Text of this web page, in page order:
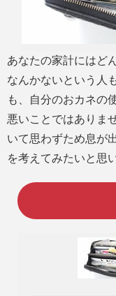
あなたの家計にはど
なんかないという人
も、自分のおカネの
悪いことではありま
いて思わずため息が
を考えてみたいと思